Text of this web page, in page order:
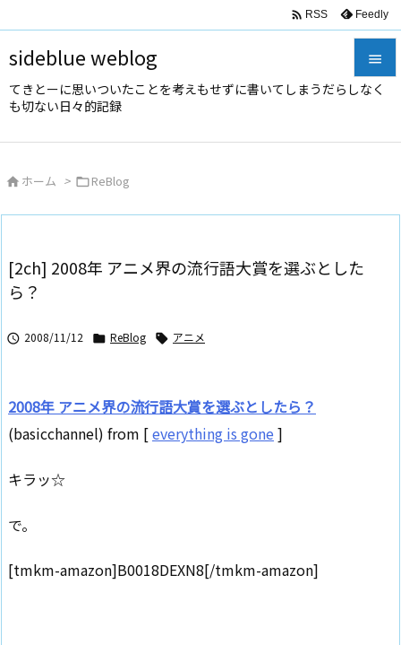
sideblue weblog
てきとーに思いついたことを考えもせずに書いてしまうだらしなく
も切ない日々的記録



 RSS Feedly
 ホーム > ReBlog
[2ch] 2008年 アニメ界の流行語大賞を選ぶとした
ら？
 2008/11/12  ReBlog  アニメ
2008年 アニメ界の流行語大賞を選ぶとしたら？
(basicchannel) from [everything is gone]
キラッ☆
で。
[tmkm-amazon]B0018DEXN8[/tmkm-amazon]